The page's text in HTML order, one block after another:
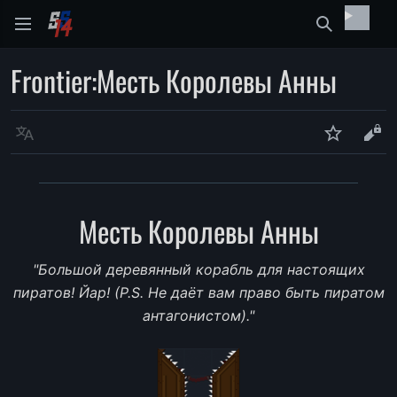
Найти
Frontier:Месть Королевы Анны
Язык Следить
Месть Королевы Анны
"Большой деревянный корабль для настоящих
пиратов! Йар! (P.S. Не даёт вам право быть пиратом
антагонистом)."